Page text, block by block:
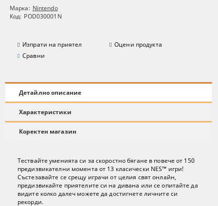
Марка: Nintendo
Код: POD030001N
Изпрати на приятел
Оцени продукта
Сравни
Детайлно описание
Характеристики
Коректен магазин
Тествайте уменията си за скоростно бягане в повече от 150
предизвикателни момента от 13 класически NES™ игри!
Състезавайте се срещу играчи от целия свят онлайн,
предизвикайте приятелите си на дивана или се опитайте да
видите колко далеч можете да достигнете личните си
рекорди.